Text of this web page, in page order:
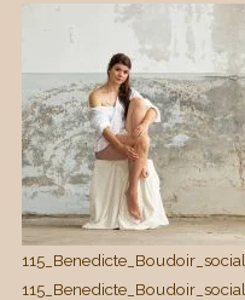
115_Benedicte_Boudoir_social
115_Benedicte_Boudoir_social